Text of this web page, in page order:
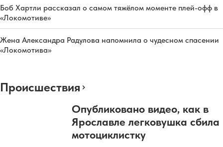
Боб Хартли рассказал о самом тяжёлом моменте плей-офф в
«Локомотиве»
Жена Александра Радулова напомнила о чудесном спасении
«Локомотива»
Происшествия
Опубликовано видео, как в
Ярославле легковушка сбила
мотоциклистку